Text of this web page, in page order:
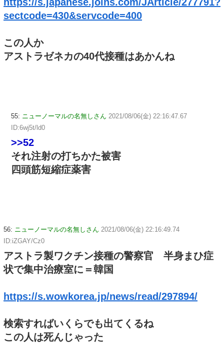
https://s.japanese.joins.com/JArticle/277791?
sectcode=430&servcode=400
この人か
アストラゼネカの40代接種はあかんね
55: ニューノーマルの名無しさん 2021/08/06(金) 22:16:47.67
ID:6wj5t/ld0
>>52
それ注射の打ちかた被害
四頭筋短縮症薬害
56: ニューノーマルの名無しさん 2021/08/06(金) 22:16:49.74
ID:iZGAY/Cz0
アストラ製ワクチン接種の警察官 半身まひ症
状で集中治療室に＝韓国
https://s.wowkorea.jp/news/read/297894/
検索すればいくらでも出てくるね
この人は死んじゃった